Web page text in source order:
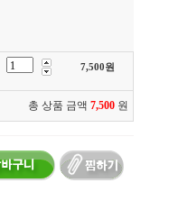
7,500원
총 상품 금액 7,500 원